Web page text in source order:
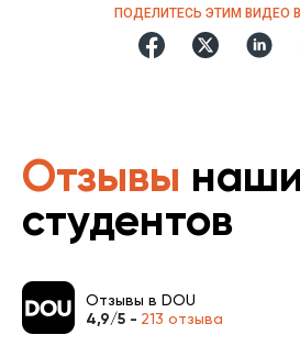
ПОДЕЛИТЕСЬ ЭТИМ ВИДЕО
Отзывы
студентов
Отзывы в DOU
4,9/5 - 213 отзыва